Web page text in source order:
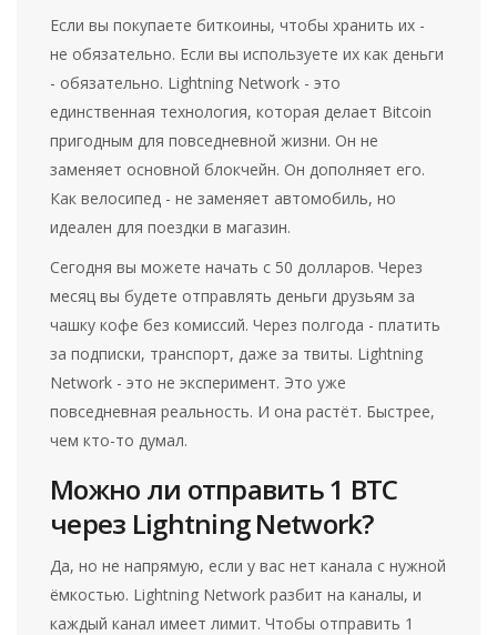
Если вы покупаете биткоины, чтобы хранить их -
не обязательно. Если вы используете их как деньги
- обязательно. Lightning Network - это
единственная технология, которая делает Bitcoin
пригодным для повседневной жизни. Он не
заменяет основной блокчейн. Он дополняет его.
Как велосипед - не заменяет автомобиль, но
идеален для поездки в магазин.
Сегодня вы можете начать с 50 долларов. Через
месяц вы будете отправлять деньги друзьям за
чашку кофе без комиссий. Через полгода - платить
за подписки, транспорт, даже за твиты. Lightning
Network - это не эксперимент. Это уже
повседневная реальность. И она растёт. Быстрее,
чем кто-то думал.
Можно ли отправить 1 BTC
через Lightning Network?
Да, но не напрямую, если у вас нет канала с нужной
ёмкостью. Lightning Network разбит на каналы, и
каждый канал имеет лимит. Чтобы отправить 1